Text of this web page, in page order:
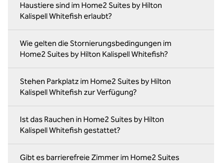
Haustiere sind im Home2 Suites by Hilton
Kalispell Whitefish erlaubt?
Wie gelten die Stornierungsbedingungen im
Home2 Suites by Hilton Kalispell Whitefish?
Stehen Parkplatz im Home2 Suites by Hilton
Kalispell Whitefish zur Verfügung?
Ist das Rauchen in Home2 Suites by Hilton
Kalispell Whitefish gestattet?
Gibt es barrierefreie Zimmer im Home2 Suites